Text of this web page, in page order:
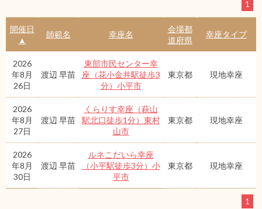
1
開催日
▲
師範名 幸座名
会場都
道府県
幸座タイプ
2026
年8月
26日
渡辺 早苗
東部市民センター幸
座（花小金井駅徒歩3
分）小平市
東京都 現地幸座
2026
年8月
27日
渡辺 早苗
くらりす幸座（萩山
駅北口徒歩1分）東村
山市
東京都 現地幸座
2026
年8月
30日
渡辺 早苗
ルネこだいら幸座
（小平駅徒歩3分）小
平市
東京都 現地幸座
1